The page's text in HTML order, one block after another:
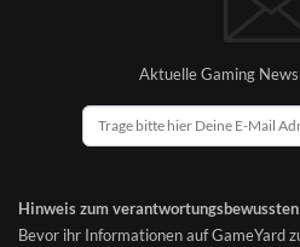
Aktuelle Gaming
Hinweis zum
Bevor ihr Informationen auf GameYard